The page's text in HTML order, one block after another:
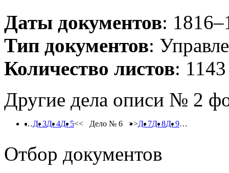
Даты документов:
Тип документов:
Количество листов: 1143
Другие дела описи № 2
…Д. 3Д. 4Д. 5<< Дело № 6 >>Д. 7Д. 8Д. 9…
Отбор документов